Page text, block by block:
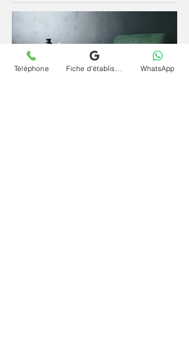
Téléphone WhatsApp